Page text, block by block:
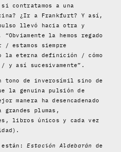
contratamos a una
¿Ir a Frankfurt? Y así,
llevó hacia otra y
la hemos regado
/ estamos siempre
la eterna definición / cómo
así sucesivamente”.
tono de inverosímil sino de
la genuina pulsión de
manera ha desencadenado
grandes plumas,
libros únicos y cada vez
están:Estación Aldebarán
de